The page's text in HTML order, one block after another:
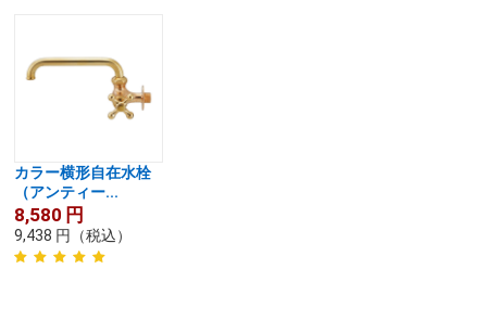
カラー横形自在水栓
（アンティー...
8,580 円
9,438 円 （税込）